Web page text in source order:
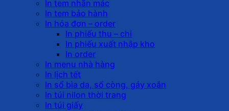
In tem nhãn mác
In tem bảo hành
In hóa đơn – order
In phiếu thu – chi
In phiếu xuất nhập kho
In order
In menu nhà hàng
In lịch tết
In sổ bìa da, sổ còng, gáy xoắn
In túi nilon thời trang
In túi giấy